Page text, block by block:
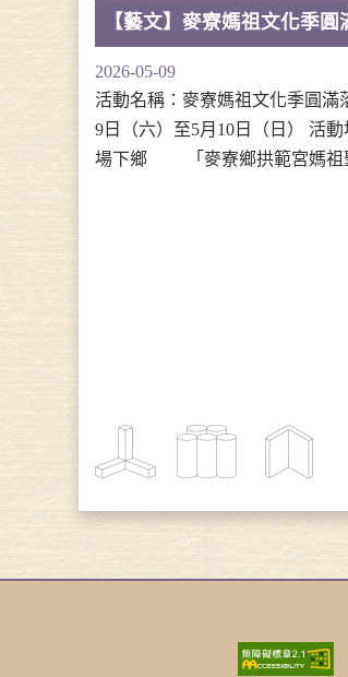
【藝文】麥寮媽祖文化季
2026-05-09
活動名稱：麥寮媽祖文化季圓滿
9日（六）至5月10日（日） 活
場下鄉 「麥寮鄉拱範宮媽祖聖